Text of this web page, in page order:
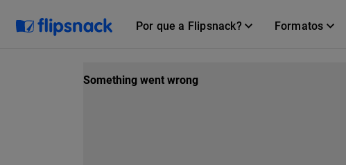
Por que a Flipsnack? Formatos